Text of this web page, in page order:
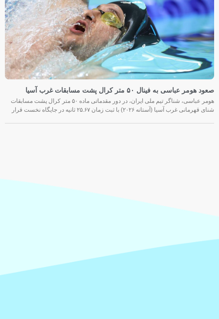
صعود هومر عباسی به فینال ۵۰ متر کرال پشت مسابقات غرب آسیا
هومر عباسی، شناگر تیم ملی ایران، در دور مقدماتی ماده ۵۰ متر کرال پشت مسابقات
شنای قهرمانی غرب آسیا (آستانه ۲۰۲۶) با ثبت زمان ۲۵.۶۷ ثانیه در جایگاه نخست قرار